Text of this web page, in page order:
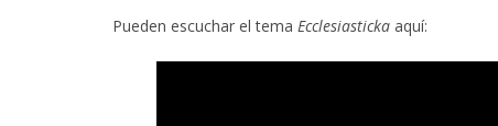
Pueden escuchar el tema Ecclesiasticka aquí: